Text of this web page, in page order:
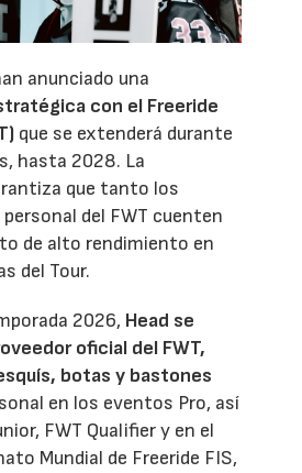
anunciado una
con el Freeride
que se extenderá durante
hasta 2028. La
que tanto los
del FWT cuenten
de alto rendimiento en
del Tour.
2026, Head se
oficial del FWT,
botas y bastones
en los eventos Pro, así
FWT Qualifier y en el
Mundial de Freeride FIS,